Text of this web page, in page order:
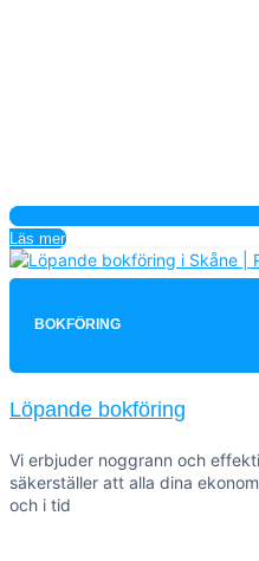
Läs mer
BOKFÖRING
Löpande bokföring
Vi erbjuder noggrann och
säkerställer att alla dina
och i tid